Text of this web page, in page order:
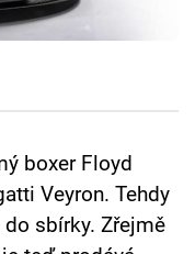
boxer Floyd
Veyron. Tehdy
sbírky. Zřejmě